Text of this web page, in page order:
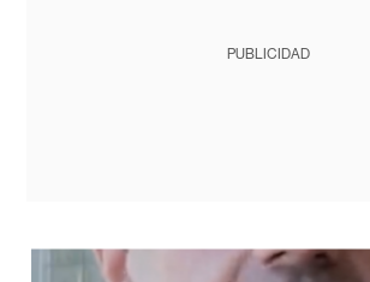
PUBLICIDAD